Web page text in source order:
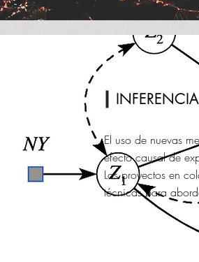
El uso de nuevas
efecto causal de
Los proyectos en
técnicas para